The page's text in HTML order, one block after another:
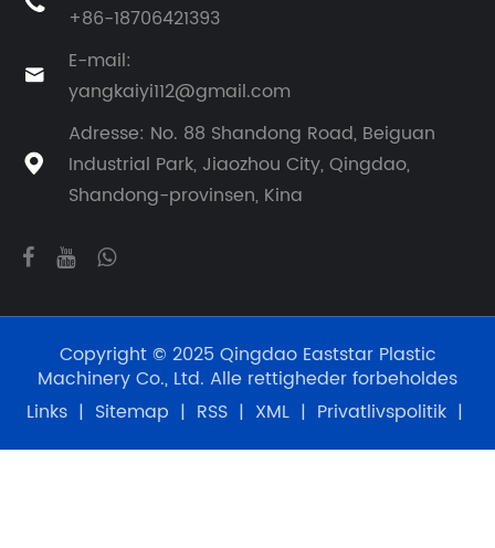
+86-18706421393

E-mail:
yangkaiyi112@gmail.com

Adresse: No. 88 Shandong Road, Beiguan
Industrial Park, Jiaozhou City, Qingdao,
Shandong-provinsen, Kina
Copyright © 2025 Qingdao Eaststar Plastic
Machinery Co., Ltd. Alle rettigheder forbeholdes
Links | Sitemap | RSS | XML | Privatlivspolitik |